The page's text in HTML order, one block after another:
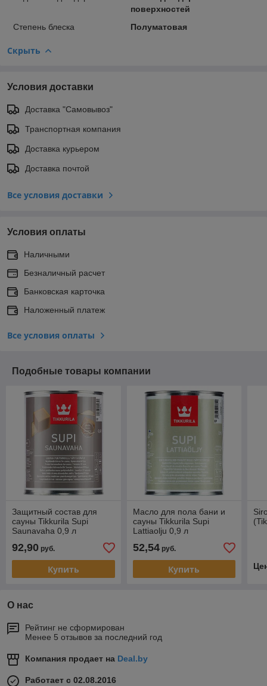
поверхностей
Степень блеска
Полуматовая
Скрыть
Условия доставки
Доставка "Самовывоз"
Транспортная компания
Доставка курьером
Доставка почтой
Все условия доставки
Условия оплаты
Наличными
Безналичный расчет
Банковская карточка
Наложенный платеж
Все условия оплаты
Подобные товары компании
Защитный состав для
сауны Tikkurila Supi
Saunavaha 0,9 л
92,90 руб.
Купить
Масло для пола бани и
сауны Tikkurila Supi
Lattiaolju 0,9 л
52,54руб.
Купить
О нас
Рейтинг не сформирован
Менее 5 отзывов за последний год
Компания продает на Deal.by
Работает с 02.08.2016